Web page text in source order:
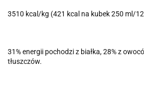
3510 kcal/kg (421 kcal na kubek 250 ml/
31% energii pochodzi z białka, 28% z
tłuszczów.